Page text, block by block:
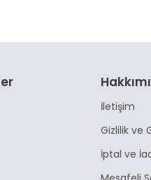
İletişim
Gizlilik ve
İptal ve